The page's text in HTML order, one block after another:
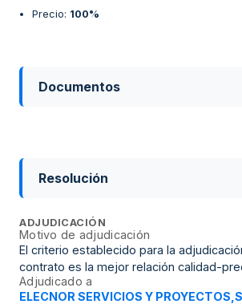
Precio: 100%
Documentos
Resolución
ADJUDICACIÓN
Motivo de adjudicación
El criterio establecido para la
contrato es la mejor relación calidad-
Adjudicado a
ELECNOR SERVICIOS Y